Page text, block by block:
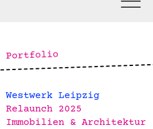
Portfolio
Westwerk Leipzig
Relaunch 2025
Immobilien & Architektur